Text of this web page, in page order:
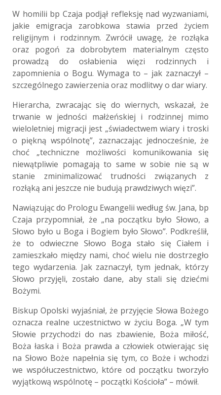
W homilii bp Czaja podjął refleksję nad wyzwaniami,
jakie emigracja zarobkowa stawia przed życiem
religijnym i rodzinnym. Zwrócił uwagę, że rozłąka
oraz pogoń za dobrobytem materialnym często
prowadzą do osłabienia więzi rodzinnych i
zapomnienia o Bogu. Wymaga to – jak zaznaczył –
szczególnego zawierzenia oraz modlitwy o dar wiary.
Hierarcha, zwracając się do wiernych, wskazał, że
trwanie w jedności małżeńskiej i rodzinnej mimo
wieloletniej migracji jest „świadectwem wiary i troski
o piękną wspólnotę”, zaznaczając jednocześnie, że
choć „techniczne możliwości komunikowania się
niewątpliwie pomagają to same w sobie nie są w
stanie zminimalizować trudności związanych z
rozłąką ani jeszcze nie budują prawdziwych więzi”.
Nawiązując do Prologu Ewangelii według św. Jana, bp
Czaja przypomniał, że „na początku było Słowo, a
Słowo było u Boga i Bogiem było Słowo”. Podkreślił,
że to odwieczne Słowo Boga stało się Ciałem i
zamieszkało między nami, choć wielu nie dostrzegło
tego wydarzenia. Jak zaznaczył, tym jednak, którzy
Słowo przyjęli, zostało dane, aby stali się dziećmi
Bożymi.
Biskup Opolski wyjaśniał, że przyjęcie Słowa Bożego
oznacza realne uczestnictwo w życiu Boga. „W tym
Słowie przychodzi do nas zbawienie, Boża miłość,
Boża łaska i Boża prawda a człowiek otwierając się
na Słowo Boże napełnia się tym, co Boże i wchodzi
we współuczestnictwo, które od początku tworzyło
wyjątkową wspólnotę – początki Kościoła” – mówił.